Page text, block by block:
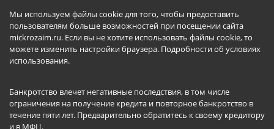
Мы используем файлы cookie для того, чтобы предоставить
пользователям больше возможностей при посещении сайта
mickrozaim.ru. Если вы не хотите использовать файлы cookie, то
можете изменить настройки браузера. Подробности об условиях
использования.
Банкротство влечет негативные последствия, в том числе
ограничения на получение кредита и повторное банкротство в
течение пяти лет. Предварительно обратитесь к своему кредитору
и в МФЦ.